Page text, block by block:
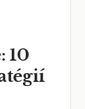
10